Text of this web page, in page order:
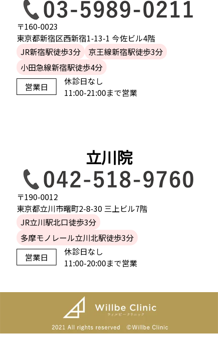
〒160-0023
東京都新宿区西新宿1-13-1 今佐ビル4階
JR新宿駅徒歩3分
京王線新宿駅徒歩3分
小田急線新宿駅徒歩4分
営業日
休診日なし
11:00-21:00まで営業
立川院
〒190-0012
東京都立川市曙町2-8-30 三上ビル7階
JR立川駅北口徒歩3分
多摩モノレール立川北駅徒歩3分
営業日
休診日なし
11:00-20:00まで営業